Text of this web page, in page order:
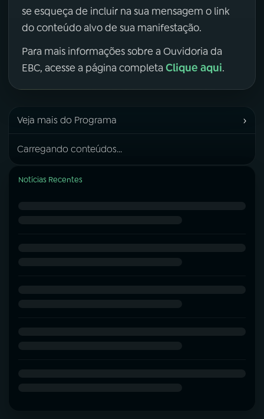
se esqueça de incluir na sua mensagem o link
do conteúdo alvo de sua manifestação.
Para mais informações sobre a Ouvidoria da
EBC, acesse a página completa Clique aqui.
Veja mais do Programa ›
Carregando conteúdos...
Notícias Recentes